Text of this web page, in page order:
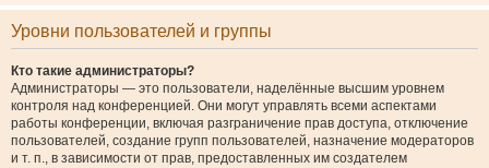
Уровни пользователей и группы
Кто такие администраторы?
Администраторы — это пользователи, наделённые высшим уровнем
контроля над конференцией. Они могут управлять всеми аспектами
работы конференции, включая разграничение прав доступа, отключение
пользователей, создание групп пользователей, назначение модераторов
и т. п., в зависимости от прав, предоставленных им создателем